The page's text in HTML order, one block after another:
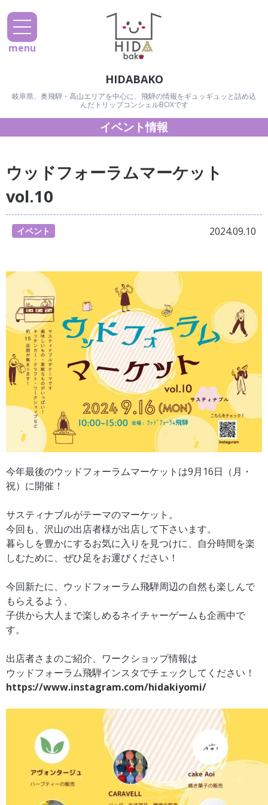
HIDABAKO
岐阜県、奥飛騨・高山エリアを中心に、飛騨の情報をギュッギュッと詰め込
んだトリップコンシェルBOXです
menu
イベント情報
ウッドフォーラムマーケット
vol.10
イベント 2024.09.10
今年最後のウッドフォーラムマーケットは9月16日（月・
祝）に開催！
サスティナブルがテーマのマーケット。
今回も、沢山の出店者様が出店して下さいます。
暮らしを豊かにするお気に入りを見つけに、自分時間を楽
しむために、ぜひ足をお運びください！
今回新たに、ウッドフォーラム飛騨周辺の自然も楽しんで
もらえるよう、
子供から大人まで楽しめるネイチャーゲームも企画中で
す。
出店者さまのご紹介、ワークショップ情報は
ウッドフォーラム飛騨インスタでチェックしてください！
https://www.instagram.com/hidakiyomi/